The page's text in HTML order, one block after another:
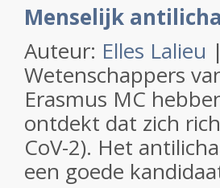
Menselijk
Auteur: Elles Lalieu
Wetenschappers
Erasmus MC
ontdekt dat zich
CoV-2). Het
een goede